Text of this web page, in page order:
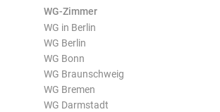
WG-Zimmer
WG in Berlin
WG Berlin
WG Bonn
WG Braunschweig
WG Bremen
WG Darmstadt